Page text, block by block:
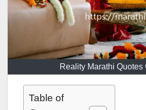
Reality Marathi Quotes
Table of